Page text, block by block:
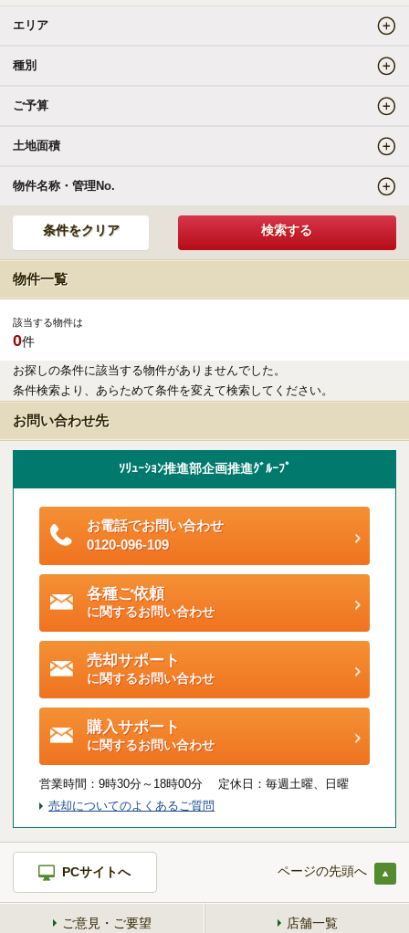
エリア
種別
ご予算
土地面積
物件名称・管理No.
物件一覧
該当する物件は
0件
お探しの条件に該当する物件がありませんでした。
条件検索より、あらためて条件を変えて検索してください。
お問い合わせ先
ｿﾘｭｰｼｮﾝ推進部企画推進ｸﾞﾙｰﾌﾟ
お電話でお問い合わせ
0120-096-109
各種ご依頼
に関するお問い合わせ
売却サポート
に関するお問い合わせ
購入サポート
に関するお問い合わせ
営業時間： 9時30分～18時00分 定休日： 毎週土曜、日曜
売却についてのよくあるご質問
PCサイトへ ページの先頭へ
ご意見・ご要望 店舗一覧
リゾートSTYLE
リゾートに関する様々なお役立ち情報をお届け
受託販売システム
新着物件お知らせメールに登録
ご契約後アンケートのご案内
各種特典制度のご案内